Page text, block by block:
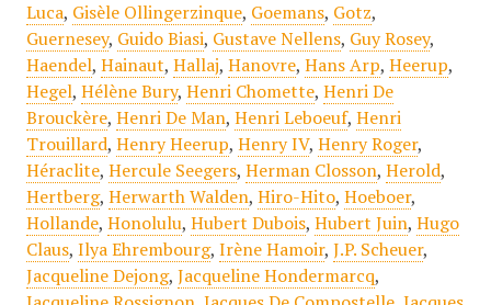
Luca, Gisèle Ollingerzinque, Goemans, Gotz,
Guernesey, Guido Biasi, Gustave Nellens, Guy Rosey,
Haendel, Hainaut, Hallaj, Hanovre, Hans Arp, Heerup,
Hegel, Hélène Bury, Henri Chomette, Henri De
Brouckère, Henri De Man, Henri Leboeuf, Henri
Trouillard, Henry Heerup, Henry IV, Henry Roger,
Héraclite, Hercule Seegers, Herman Closson, Herold,
Hertberg, Herwarth Walden, Hiro-Hito, Hoeboer,
Hollande, Honolulu, Hubert Dubois, Hubert Juin, Hugo
Claus, Ilya Ehrembourg, Irène Hamoir, J.P. Scheuer,
Jacqueline Dejong, Jacqueline Hondermarcq,